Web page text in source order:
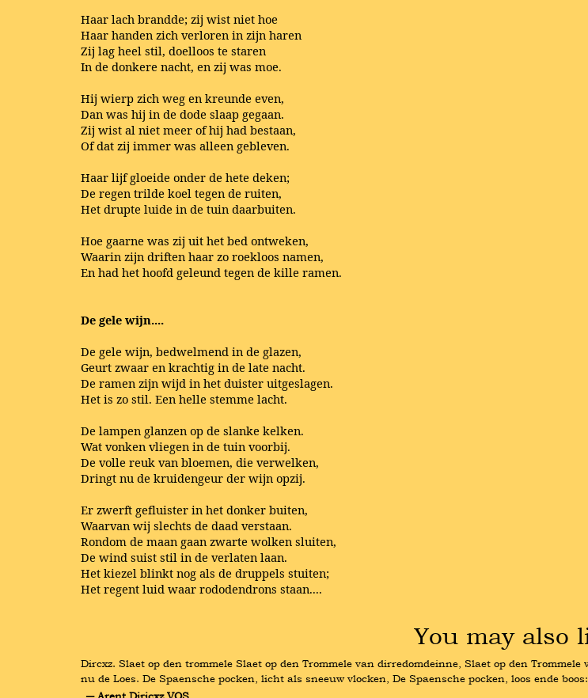
Haar lach brandde; zij wist niet hoe
Haar handen zich verloren in zijn haren
Zij lag heel stil, doelloos te staren
In de donkere nacht, en zij was moe.
Hij wierp zich weg en kreunde even,
Dan was hij in de dode slaap gegaan.
Zij wist al niet meer of hij had bestaan,
Of dat zij immer was alleen gebleven.
Haar lijf gloeide onder de hete deken;
De regen trilde koel tegen de ruiten,
Het drupte luide in de tuin daarbuiten.
Hoe gaarne was zij uit het bed ontweken,
Waarin zijn driften haar zo roekloos namen,
En had het hoofd geleund tegen de kille ramen.
De gele wijn....
De gele wijn, bedwelmend in de glazen,
Geurt zwaar en krachtig in de late nacht.
De ramen zijn wijd in het duister uitgeslagen.
Het is zo stil. Een helle stemme lacht.
De lampen glanzen op de slanke kelken.
Wat vonken vliegen in de tuin voorbij.
De volle reuk van bloemen, die verwelken,
Dringt nu de kruidengeur der wijn opzij.
Er zwerft gefluister in het donker buiten,
Waarvan wij slechts de daad verstaan.
Rondom de maan gaan zwarte wolken sluiten,
De wind suist stil in de verlaten laan.
Het kiezel blinkt nog als de druppels stuiten;
Het regent luid waar rododendrons staan....
You may also
Dircxz. Slaet op den trommele Slaet op den Trommele van dirredomdeinne, Slaet op den
nu de Loes. De Spaensche pocken, licht als sneeuw vlocken, De Spaensche pocken, loos ende